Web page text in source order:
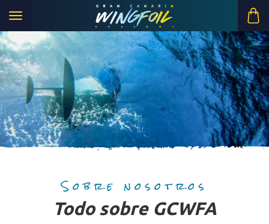
Toggle
navigation
Sobre nosotros
Todo sobre GCWFA